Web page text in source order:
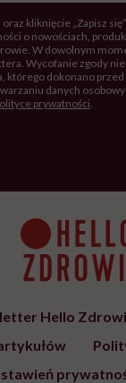
kliknięcie „Zapisz
o nowościach,
W dowolnym
Wycofanie zgody nie
którego dokonano
danych
prywatności.
Hello